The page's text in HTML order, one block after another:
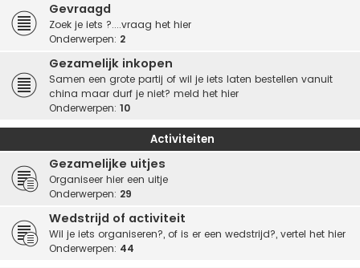
Gevraagd
Zoek je iets ?....vraag het hier
Onderwerpen: 2
Gezamelijk inkopen
Samen een grote partij of wil je iets laten bestellen vanuit
china maar durf je niet? meld het hier
Onderwerpen: 10
Activiteiten
Gezamelijke uitjes
Organiseer hier een uitje
Onderwerpen: 29
Wedstrijd of activiteit
Wil je iets organiseren?, of is er een wedstrijd?, vertel het hier
Onderwerpen: 44